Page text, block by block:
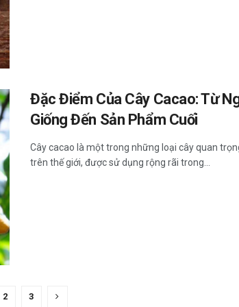
Đặc Điểm Của Cây Cacao: Từ
Giống Đến Sản Phẩm Cuối
Cây cacao là một trong những loại cây quan
trên thế giới, được sử dụng rộng rãi trong...
2 3